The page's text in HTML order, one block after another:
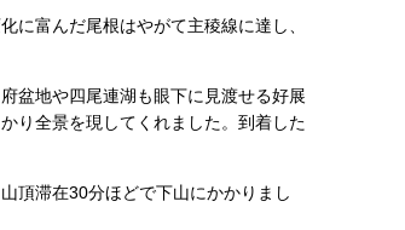
に富んだ尾根はやがて主稜線に達し、
盆地や四尾連湖も眼下に見渡せる好展
り全景を現してくれました。到着した
頂滞在30分ほどで下山にかかりまし